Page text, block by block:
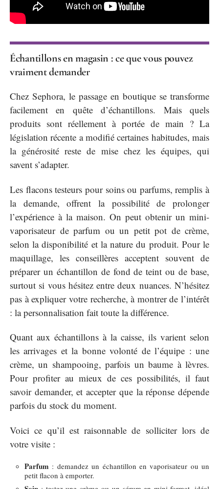
Échantillons en magasin : ce que vous pouvez
vraiment demander
Chez Sephora, le passage en boutique se transforme
facilement en quête d’échantillons. Mais quels
produits sont réellement à portée de main ? La
législation récente a modifié certaines habitudes, mais
la générosité reste de mise chez les équipes, qui
savent s’adapter.
Les flacons testeurs pour soins ou parfums, remplis à
la demande, offrent la possibilité de prolonger
l’expérience à la maison. On peut obtenir un mini-
vaporisateur de parfum ou un petit pot de crème,
selon la disponibilité et la nature du produit. Pour le
maquillage, les conseillères acceptent souvent de
préparer un échantillon de fond de teint ou de base,
surtout si vous hésitez entre deux nuances. N’hésitez
pas à expliquer votre recherche, à montrer de l’intérêt
: la personnalisation fait toute la différence.
Quant aux échantillons à la caisse, ils varient selon
les arrivages et la bonne volonté de l’équipe : une
crème, un shampooing, parfois un baume à lèvres.
Pour profiter au mieux de ces possibilités, il faut
savoir demander, et accepter que la réponse dépende
parfois du stock du moment.
Voici ce qu’il est raisonnable de solliciter lors de
votre visite :
Parfum : demandez un échantillon en vaporisateur ou un
petit flacon à emporter.